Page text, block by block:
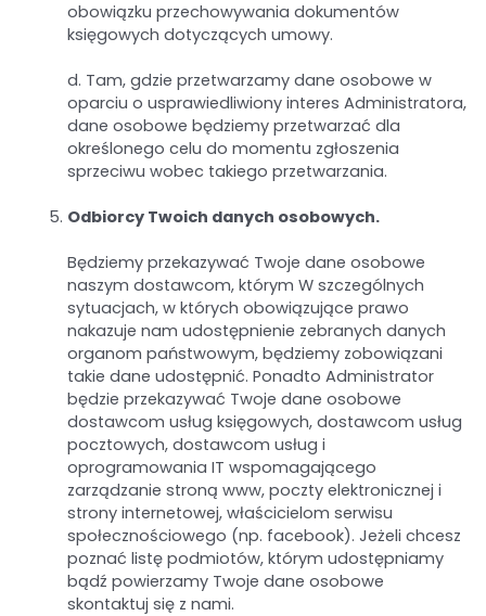
obowiązku przechowywania dokumentów
księgowych dotyczących umowy.
d. Tam, gdzie przetwarzamy dane osobowe w
oparciu o usprawiedliwiony interes Administratora,
dane osobowe będziemy przetwarzać dla
określonego celu do momentu zgłoszenia
sprzeciwu wobec takiego przetwarzania.
Odbiorcy Twoich danych osobowych.
Będziemy przekazywać Twoje dane osobowe
naszym dostawcom, którym W szczególnych
sytuacjach, w których obowiązujące prawo
nakazuje nam udostępnienie zebranych danych
organom państwowym, będziemy zobowiązani
takie dane udostępnić. Ponadto Administrator
będzie przekazywać Twoje dane osobowe
dostawcom usług księgowych, dostawcom usług
pocztowych, dostawcom usług i
oprogramowania IT wspomagającego
zarządzanie stroną www, poczty elektronicznej i
strony internetowej, właścicielom serwisu
społecznościowego (np. facebook). Jeżeli chcesz
poznać listę podmiotów, którym udostępniamy
bądź powierzamy Twoje dane osobowe
skontaktuj się z nami.